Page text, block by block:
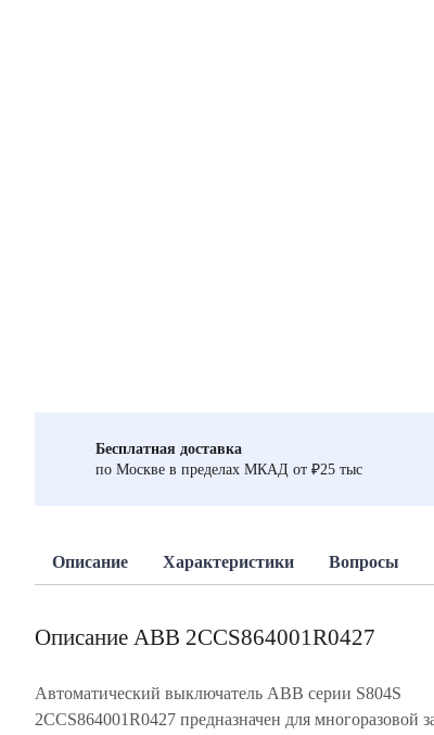
Бесплатная доставка
по Москве в пределах МКАД от ₽25 тыс
Описание Характеристики Вопросы
Описание ABB 2CCS864001R0427
Автоматический выключатель ABB серии S804S
2CCS864001R0427 предназначен для многоразовой